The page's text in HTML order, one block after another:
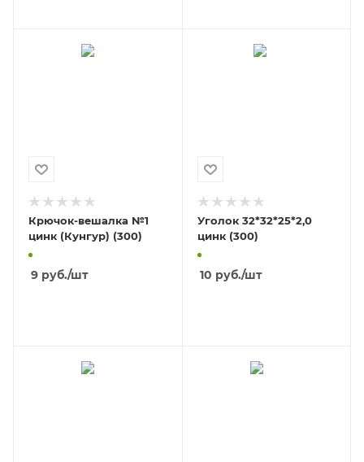
Крючок-вешалка №1
цинк (Кунгур) (300)
9 руб./шт
Уголок 32*32*25*2,0
цинк (300)
10 руб./шт